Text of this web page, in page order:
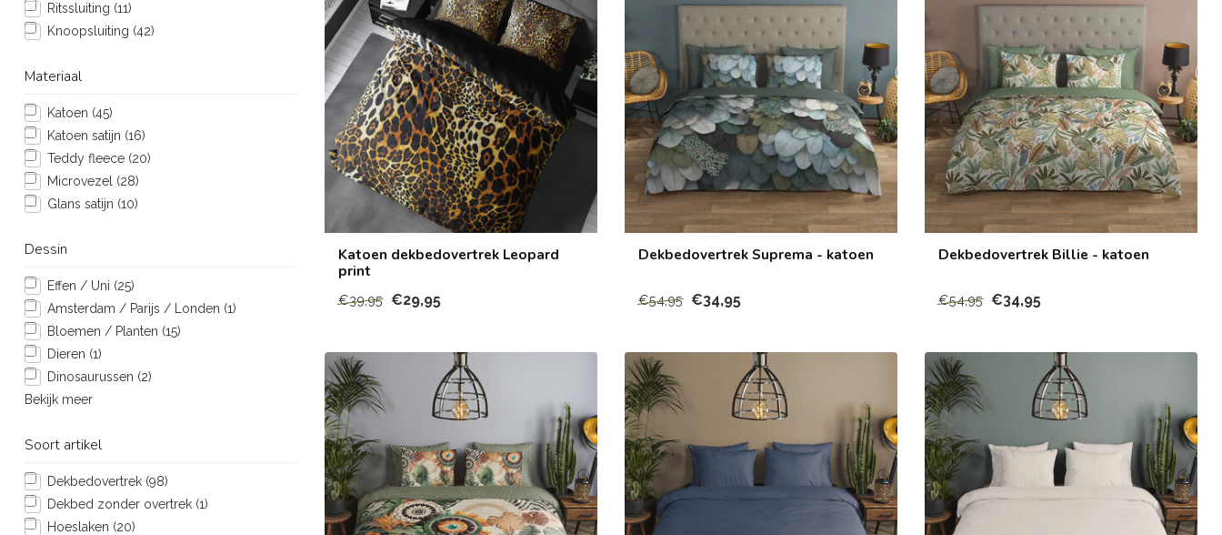
Ritssluiting (11)
Knoopsluiting (42)
Materiaal
Katoen (45)
Katoen satijn (16)
Teddy fleece (20)
Microvezel (28)
Glans satijn (10)
Dessin
Effen / Uni (25)
Amsterdam / Parijs / Londen (1)
Bloemen / Planten (15)
Dieren (1)
Dinosaurussen (2)
Bekijk meer
Soort artikel
Dekbedovertrek (98)
Dekbed zonder overtrek (1)
Hoeslaken (20)
Katoen dekbedovertrek Leopard
print
€39,95 €29,95
Dekbedovertrek Suprema - katoen
€54,95 €34,95
Dekbedovertrek Billie - katoen
€54,95 €34,95